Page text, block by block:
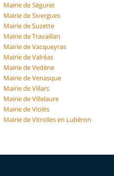
Mairie de Séguret
Mairie de Sivergues
Mairie de Suzette
Mairie de Travaillan
Mairie de Vacqueyras
Mairie de Valréas
Mairie de Vedène
Mairie de Venasque
Mairie de Villars
Mairie de Villelaure
Mairie de Violès
Mairie de Vitrolles en Lubéron